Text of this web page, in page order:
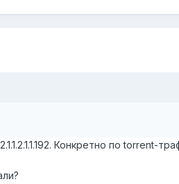
Конкретно по torrent-